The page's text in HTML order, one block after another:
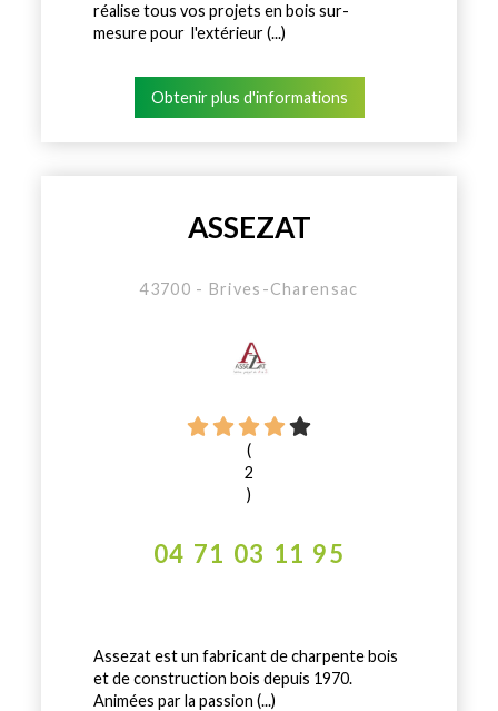
réalise tous vos projets en bois sur-
mesure pour l'extérieur (...)
Obtenir plus d'informations
ASSEZAT
43700 - Brives-Charensac
(
2
)
04 71 03 11 95
Assezat est un fabricant de charpente bois
et de construction bois depuis 1970.
Animées par la passion (...)